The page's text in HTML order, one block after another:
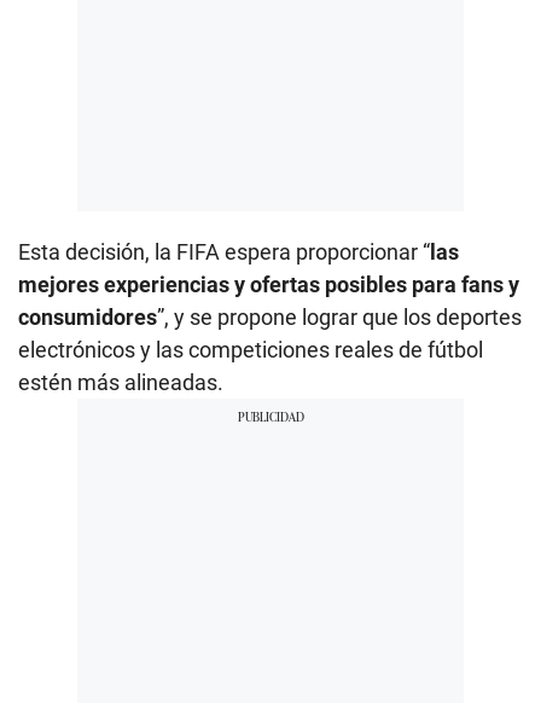
Esta decisión, la FIFA espera proporcionar “ las
mejores experiencias y ofertas posibles para fans y
consumidores”, y se propone lograr que los deportes
electrónicos y las competiciones reales de fútbol
estén más alineadas.